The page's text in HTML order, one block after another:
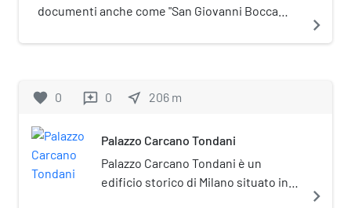
dai contemporanei come uno dei
contrada, quella della Spiga.
documenti anche come "San Giovanni Bocca
Santissima Trinità, era una chiesa di Milano.
1781.
navigate_next
favorite 0 reviews 0 near_me 206 m
Palazzo Carcano Tondani
Palazzo Carcano Tondani è un
edificio storico di Milano situato in
navigate_next